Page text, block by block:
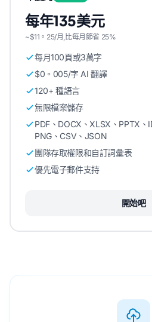
每年135美元
~$11。25/月,比每月節省 25%
每月100頁或3萬字
$0。005/字 AI 翻譯
120+ 種語言
無限檔案儲存
PDF、DOCX、XLSX、PPTX、
PNG、CSV、JSON
團隊存取權限和自訂詞彙表
優先電子郵件支持
開始吧